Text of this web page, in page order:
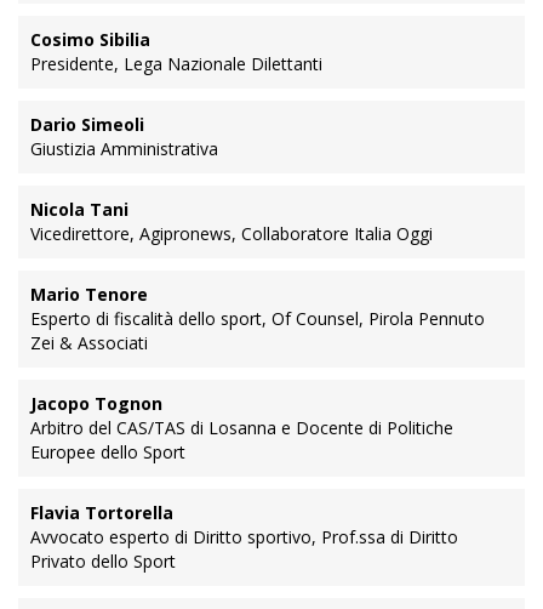
Cosimo Sibilia
Presidente, Lega Nazionale Dilettanti
Dario Simeoli
Giustizia Amministrativa
Nicola Tani
Vicedirettore, Agipronews, Collaboratore Italia Oggi
Mario Tenore
Esperto di fiscalità dello sport, Of Counsel, Pirola Pennuto
Zei & Associati
Jacopo Tognon
Arbitro del CAS/TAS di Losanna e Docente di Politiche
Europee dello Sport
Flavia Tortorella
Avvocato esperto di Diritto sportivo, Prof.ssa di Diritto
Privato dello Sport